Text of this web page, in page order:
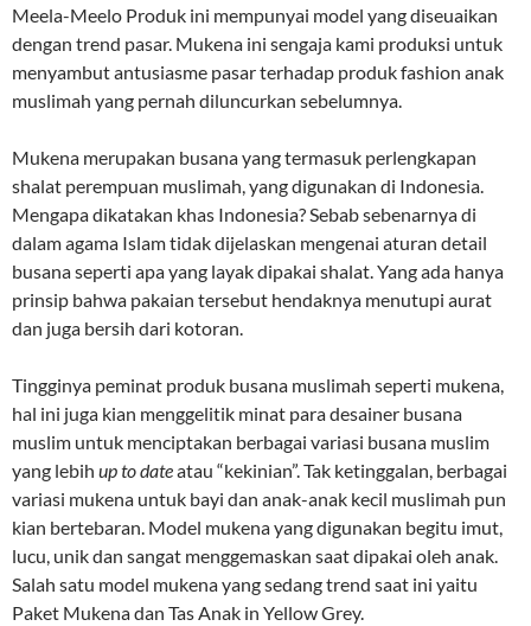
Meela-Meelo Produk ini mempunyai model yang diseuaikan
dengan trend pasar. Mukena ini sengaja kami produksi untuk
menyambut antusiasme pasar terhadap produk fashion anak
muslimah yang pernah diluncurkan sebelumnya.
Mukena merupakan busana yang termasuk perlengkapan
shalat perempuan muslimah, yang digunakan di Indonesia.
Mengapa dikatakan khas Indonesia? Sebab sebenarnya di
dalam agama Islam tidak dijelaskan mengenai aturan detail
busana seperti apa yang layak dipakai shalat. Yang ada hanya
prinsip bahwa pakaian tersebut hendaknya menutupi aurat
dan juga bersih dari kotoran.
Tingginya peminat produk busana muslimah seperti mukena,
hal ini juga kian menggelitik minat para desainer busana
muslim untuk menciptakan berbagai variasi busana muslim
yang lebih up to dateatau “kekinian”. Tak ketinggalan, berbagai
variasi mukena untuk bayi dan anak-anak kecil muslimah pun
kian bertebaran. Model mukena yang digunakan begitu imut,
lucu, unik dan sangat menggemaskan saat dipakai oleh anak.
Salah satu model mukena yang sedang trend saat ini yaitu
Paket Mukena dan Tas Anak in Yellow Grey.